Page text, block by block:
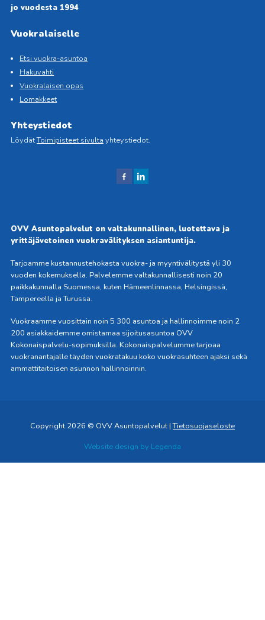
jo vuodesta 1994
Vuokralaiselle
Etsi vuokra-asuntoa
Hakuvahti
Vuokralaisen opas
Lomakkeet
Yhteystiedot
LöydätToimipisteet sivulta yhteystiedot.
J
okis issä
OVV Asuntopalvelut on valtakunnallinen, luotettava ja
yrittäjävetoinen vuokravälityksen asiantuntija.
Tarjoamme kustannustehokasta vuokra- ja myyntivälitystä yli 30
vuoden kokemuksella. Palvelemme valtakunnallisesti noin 20
paikkakunnalla Suomessa, kuten Hämeenlinnassa, Helsingissä,
Tampereella ja Turussa.
Vuokraamme vuosittain noin 5 300 asuntoa ja hallinnoimme noin 2
200 asiakkaidemme omistamaa sijoitusasuntoa OVV
Kokonaispalvelu-sopimuksilla. Kokonaispalvelumme tarjoaa
vuokranantajalle täyden vuokratakuu koko vuokrasuhteen ajaksi sekä
ammattitaitoisen asunnon hallinnoinnin.
Copyright 2026 © OVV Asuntopalvelut |Tietosuojaseloste
Website design by Legenda